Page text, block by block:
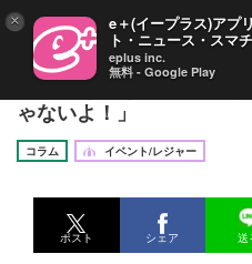
動物園あるある 動物（
ゃないよ！」
コラム
イベント/レジャー
ポスト シェア 送
× e＋(イープラス)アプ
ト・ニュース・スマ
eplus inc.
無料 - Google Play